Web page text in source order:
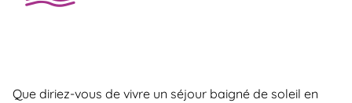
Que diriez-vous de vivre un séjour baigné de soleil en